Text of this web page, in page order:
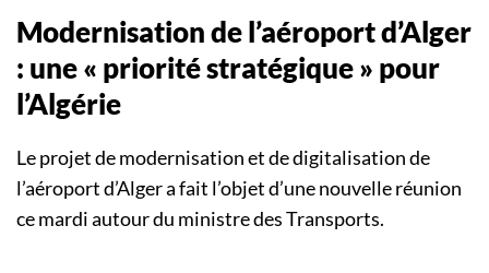
Modernisation de l’aéroport d’Alger
: une « priorité stratégique » pour
l’Algérie
Le projet de modernisation et de digitalisation de
l’aéroport d’Alger a fait l’objet d’une nouvelle réunion
ce mardi autour du ministre des Transports.